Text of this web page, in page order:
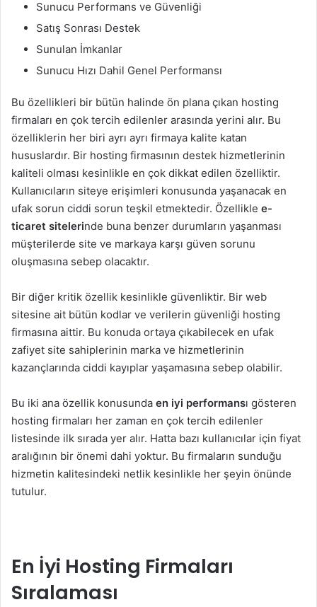
Sunucu Performans ve Güvenliği
Satış Sonrası Destek
Sunulan İmkanlar
Sunucu Hızı Dahil Genel Performansı
Bu özellikleri bir bütün halinde ön plana çıkan hosting
firmaları en çok tercih edilenler arasında yerini alır. Bu
özelliklerin her biri ayrı ayrı firmaya kalite katan
hususlardır. Bir hosting firmasının destek hizmetlerinin
kaliteli olması kesinlikle en çok dikkat edilen özelliktir.
Kullanıcıların siteye erişimleri konusunda yaşanacak en
ufak sorun ciddi sorun teşkil etmektedir. Özellikle e-
ticaret sitelerinde buna benzer durumların yaşanması
müşterilerde site ve markaya karşı güven sorunu
oluşmasına sebep olacaktır.
Bir diğer kritik özellik kesinlikle güvenliktir. Bir web
sitesine ait bütün kodlar ve verilerin güvenliği hosting
firmasına aittir. Bu konuda ortaya çıkabilecek en ufak
zafiyet site sahiplerinin marka ve hizmetlerinin
kazançlarında ciddi kayıplar yaşamasına sebep olabilir.
Bu iki ana özellik konusunda en iyi performansı gösteren
hosting firmaları her zaman en çok tercih edilenler
listesinde ilk sırada yer alır. Hatta bazı kullanıcılar için fiyat
aralığının bir önemi dahi yoktur. Bu firmaların sunduğu
hizmetin kalitesindeki netlik kesinlikle her şeyin önünde
tutulur.
En İyi Hosting Firmaları
Sıralaması